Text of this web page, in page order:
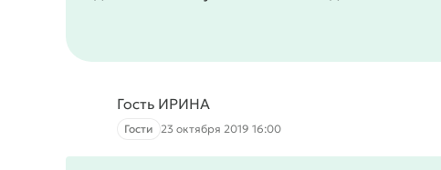
Гость ИРИНА
Гости 23 октября 2019 16:00